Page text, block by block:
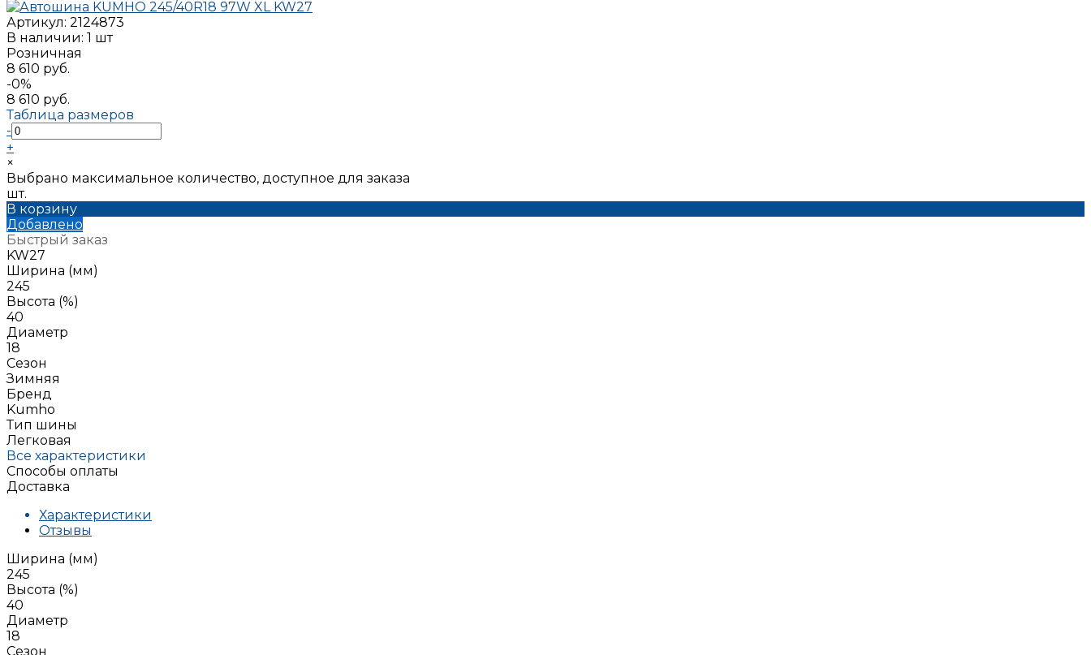
Артикул: 2124873
В наличии: 1 шт
Розничная
8 610 руб.
-0%
8 610 руб.
Таблица размеров
-
+
×
Выбрано максимальное количество, доступное для заказа
шт.
В корзину
Добавлено
Быстрый заказ
KW27
Ширина (мм)
245
Высота (%)
40
Диаметр
18
Сезон
Зимняя
Бренд
Kumho
Тип шины
Легковая
Все характеристики
Способы оплаты
Доставка
Характеристики
Отзывы
Ширина (мм)
245
Высота (%)
40
Диаметр
18
Сезон